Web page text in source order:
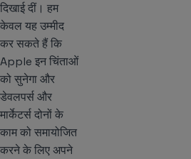
दिखाई दीं। हम
केवल यह उम्मीद
कर सकते हैं कि
Apple इन चिंताओं
को सुनेगा और
डेवलपर्स और
मार्केटर्स दोनों के
काम को समायोजित
करने के लिए अपने